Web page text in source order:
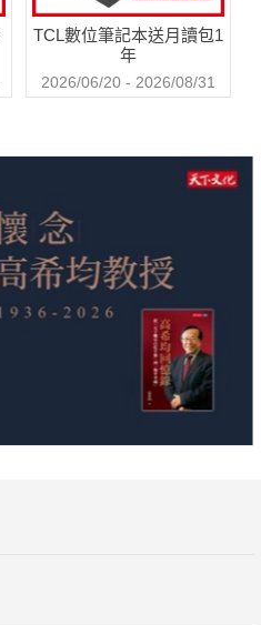
TCL數位筆記本送月讀包1
年
2026/06/20 - 2026/08/31